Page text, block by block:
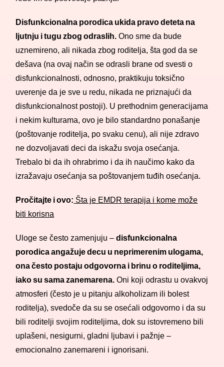
Disfunkcionalna porodica ukida pravo deteta na
ljutnju i tugu zbog odraslih. Ono sme da bude
uznemireno, ali nikada zbog roditelja, šta god da se
dešava (na ovaj način se odrasli brane od svesti o
disfunkcionalnosti, odnosno, praktikuju toksično
uverenje da je sve u redu, nikada ne priznajući da
disfunkcionalnost postoji). U prethodnim generacijama
i nekim kulturama, ovo je bilo standardno ponašanje
(poštovanje roditelja, po svaku cenu), ali nije zdravo
ne dozvoljavati deci da iskažu svoja osećanja.
Trebalo bi da ih ohrabrimo i da ih naučimo kako da
izražavaju osećanja sa poštovanjem tuđih osećanja.
Pročitajte i ovo: Šta je EMDR terapija i kome može
biti korisna
Uloge se često zamenjuju –disfunkcionalna
porodica angažuje decu u neprimerenim ulogama,
ona često postaju odgovorna i brinu o roditeljima,
iako su sama zanemarena. Oni koji odrastu u ovakvoj
atmosferi (često je u pitanju alkoholizam ili bolest
roditelja), svedoče da su se osećali odgovorno i da su
bili roditelji svojim roditeljima, dok su istovremeno bili
uplašeni, nesigurni, gladni ljubavi i pažnje –
emocionalno zanemareni i ignorisani.